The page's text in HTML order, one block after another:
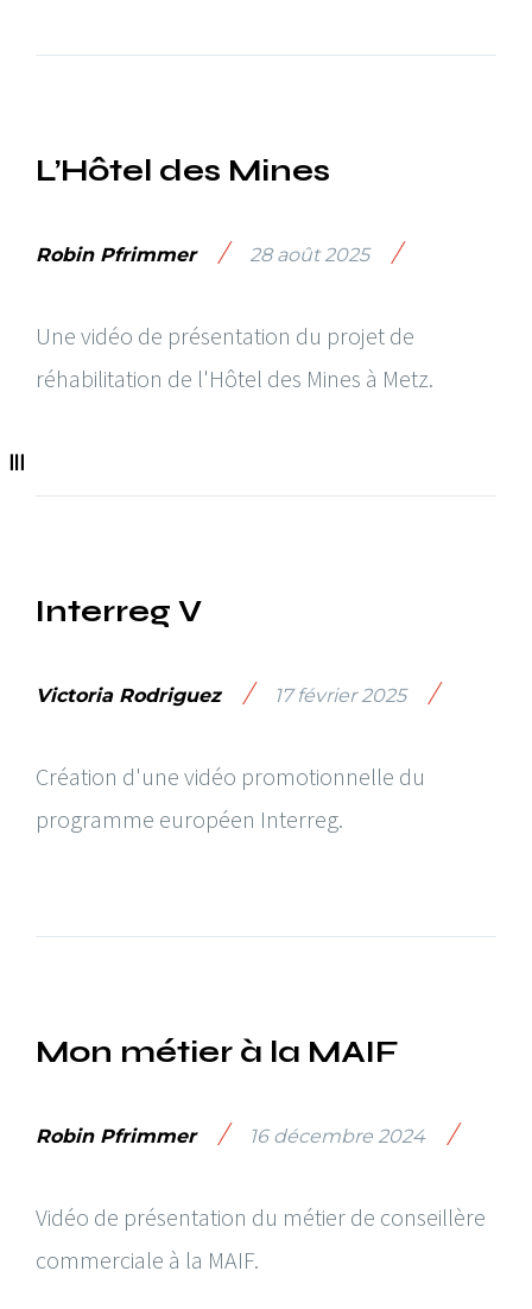
L’Hôtel des Mines
Robin Pfrimmer / 28 août 2025 /
Une vidéo de présentation du projet de
réhabilitation de l'Hôtel des Mines à Metz.
Interreg V
Victoria Rodriguez / 17 février 2025 /
Création d'une vidéo promotionnelle du
programme européen Interreg.
Mon métier à la MAIF
Robin Pfrimmer / 16 décembre 2024 /
Vidéo de présentation du métier de conseillère
commerciale à la MAIF.